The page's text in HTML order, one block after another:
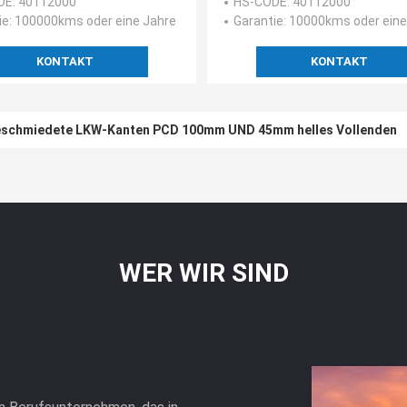
: 100000kms oder eine Jahre
KONTAKT
Garantie: 10000kms oder
KONTAKT
LKW-Kanten PCD 100mm UND 45mm helles Vollenden
WER WIR SIND